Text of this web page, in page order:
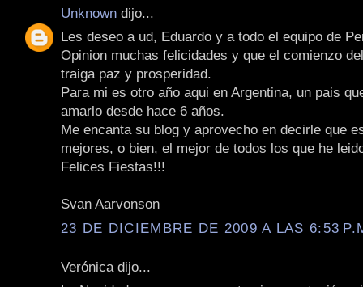
Unknown dijo...
Les deseo a ud, Eduardo y a todo el equipo de
Opinion muchas felicidades y que el comienzo
traiga paz y prosperidad.
Para mi es otro año aqui en Argentina, un pais
amarlo desde hace 6 años.
Me encanta su blog y aprovecho en decirle que
mejores, o bien, el mejor de todos los que he
Felices Fiestas!!!
Svan Aarvonson
23 DE DICIEMBRE DE 2009 A LAS 6:53
Verónica dijo...